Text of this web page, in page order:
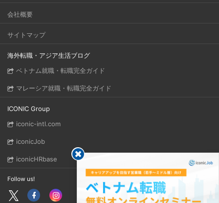
会社概要
サイトマップ
海外転職・アジア生活ブログ
ベトナム就職・転職完全ガイド
マレーシア就職・転職完全ガイド
ICONIC Group
iconic-intl.com
iconicJob
iconicHRbase
Follow us!